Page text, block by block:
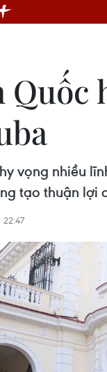
Quốc
vọng nhiều
tạo thuận lợi